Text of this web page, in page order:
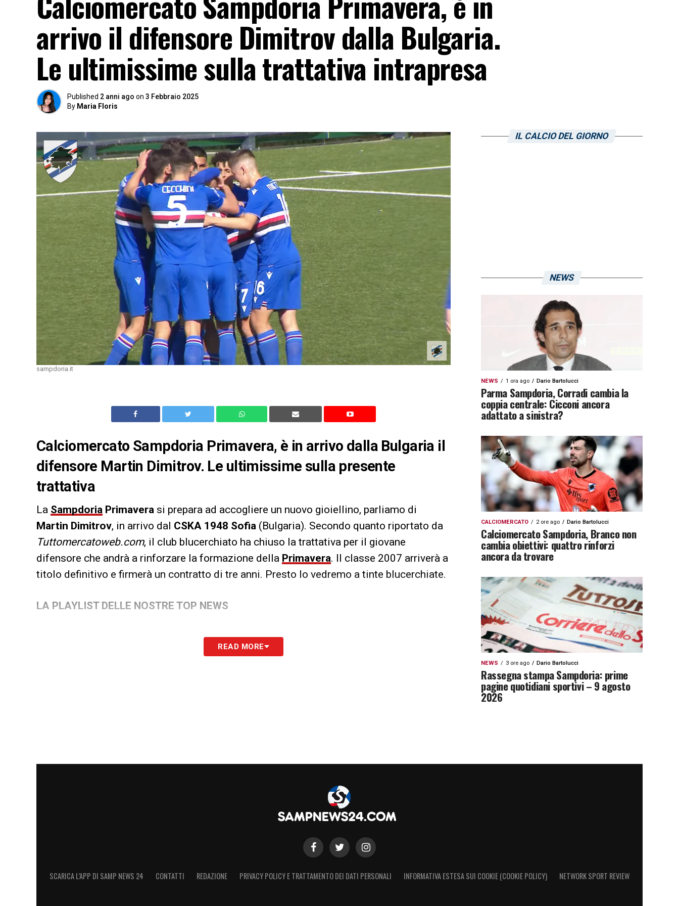
arrivo il difensore Dimitrov dalla Bulgaria.
Le ultimissime sulla trattativa intrapresa
Published 2 anni ago on 3 Febbraio 2025
By Maria Floris
sampdoria.it
Calciomercato Sampdoria Primavera, è in arrivo dalla Bulgaria il
difensore Martin Dimitrov. Le ultimissime sulla presente
trattativa
La Sampdoria Primavera si prepara ad accogliere un nuovo gioiellino, parliamo di
Martin Dimitrov, in arrivo dal CSKA 1948 Sofia (Bulgaria). Secondo quanto riportato da
Tuttomercatoweb.com, il club blucerchiato ha chiuso la trattativa per il giovane
difensore che andrà a rinforzare la formazione della Primavera. Il classe 2007 arriverà a
titolo definitivo e firmerà un contratto di tre anni. Presto lo vedremo a tinte blucerchiate.
LA PLAYLIST DELLE NOSTRE TOP NEWS
READ MORE
IL CALCIO DEL GIORNO
NEWS
NEWS 1 ora ago Dario Bartolucci
Parma Sampdoria, Corradi cambia la
coppia centrale: Cicconi ancora
adattato a sinistra?
CALCIOMERCATO 2 ore ago Dario Bartolucci
Calciomercato Sampdoria, Branco non
cambia obiettivi: quattro rinforzi
ancora da trovare
NEWS 3 ore ago Dario Bartolucci
Rassegna stampa Sampdoria: prime
pagine quotidiani sportivi – 9 agosto
2026
SCARICA L’APP DI SAMP NEWS 24 CONTATTI REDAZIONE PRIVACY POLICY E TRATTAMENTO DEI DATI PERSONALI INFORMATIVA ESTESA SUI COOKIE (COOKIE POLICY) NETWORK SPORT REVIEW